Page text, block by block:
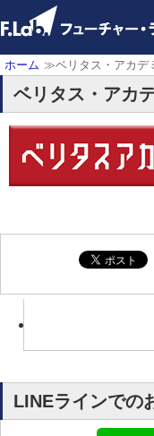
ホーム ≫ベリタス・アカデ
ベリタス・アカ
LINEラインでの